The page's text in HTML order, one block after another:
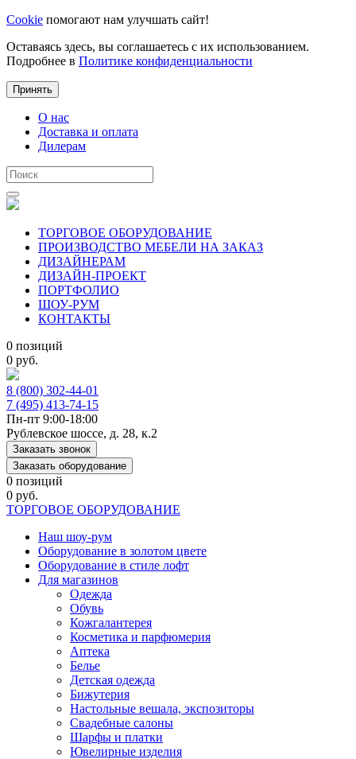
Cookie помогают нам улучшать сайт!
Оставаясь здесь, вы соглашаетесь с их использованием.
Подробнее в Политике конфиденциальности
Принять
О нас
Доставка и оплата
Дилерам
ТОРГОВОЕ ОБОРУДОВАНИЕ
ПРОИЗВОДСТВО МЕБЕЛИ НА ЗАКАЗ
ДИЗАЙНЕРАМ
ДИЗАЙН-ПРОЕКТ
ПОРТФОЛИО
ШОУ-РУМ
КОНТАКТЫ
0 позиций
0 руб.
8 (800) 302-44-01
7 (495) 413-74-15
Пн-пт 9:00-18:00
Рублевское шоссе, д. 28, к.2
Заказать звонок
Заказать оборудование
0 позиций
0 руб.
ТОРГОВОЕ ОБОРУДОВАНИЕ
Наш шоу-рум
Оборудование в золотом цвете
Оборудование в стиле лофт
Для магазинов
Одежда
Обувь
Кожгалантерея
Косметика и парфюмерия
Аптека
Белье
Детская одежда
Бижутерия
Настольные вешала, экспозиторы
Свадебные салоны
Шарфы и платки
Ювелирные изделия